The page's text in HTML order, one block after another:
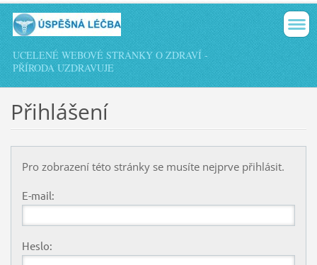
UCELENÉ WEBOVÉ STRÁNKY O ZDRAVÍ -
PŘÍRODA UZDRAVUJE
Přihlášení
Pro zobrazení této stránky se musíte nejprve přihlásit.
E-mail:
Heslo: